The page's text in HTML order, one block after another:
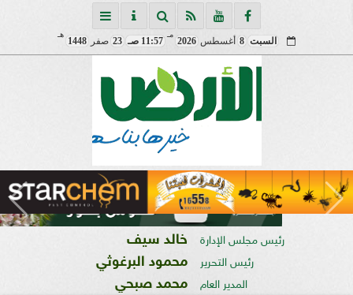
السبت 8 أغسطس 2026
مـ
11:57 صـ 23 صفر 1448
هـ
رئيس مجلس الإدارة خالد سيف
رئيس التحرير محمود البرغوثي
المدير العام محمد صبحي